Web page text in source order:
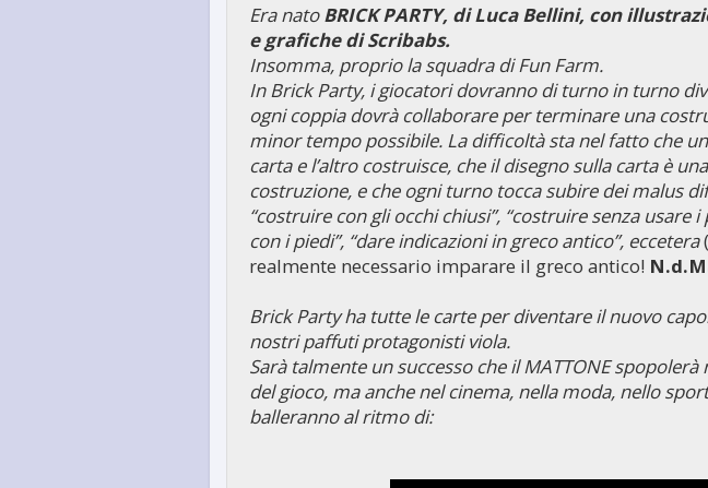
Era natoBRICK PARTY, di Luca Bellini, con
e grafiche di Scribabs.
Insomma, proprio la squadra di Fun Farm.
In Brick Party, i giocatori dovranno di turno in turno
ogni coppia dovrà collaborare per terminare una
minor tempo possibile. La difficoltà sta nel fatto che
carta e l’altro costruisce, che il disegno sulla carta è
costruzione, e che ogni turno tocca subire dei malus
“costruire con gli occhi chiusi”, “costruire senza usare i
con i piedi”, “dare indicazioni in greco antico”, eccetera
realmente necessario imparare il greco antico!
Brick Party ha tutte le carte per diventare il nuovo
nostri paffuti protagonisti viola.
Sarà talmente un successo che il MATTONE
del gioco, ma anche nel cinema, nella moda, nello
balleranno al ritmo di: